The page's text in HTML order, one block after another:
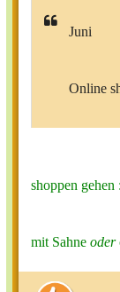
Juni
Online
shoppen gehen
mit Sahne oder